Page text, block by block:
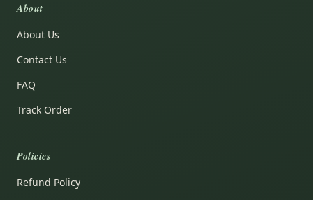
About
About Us
Contact Us
FAQ
Track Order
Policies
Refund Policy